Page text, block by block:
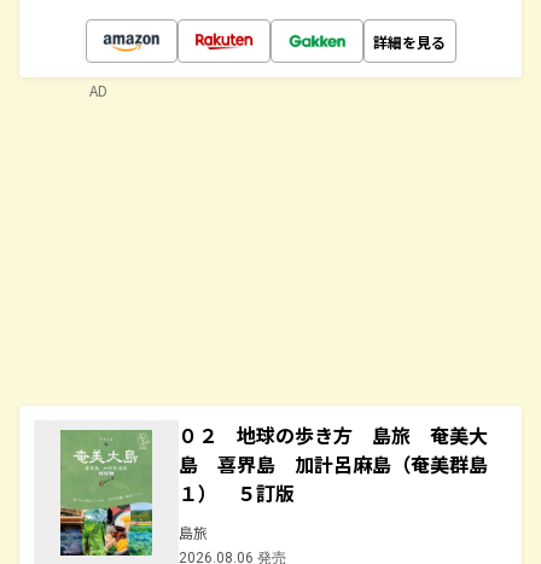
詳細を見る
０２ 地球の歩き方 島旅 奄美大
島 喜界島 加計呂麻島（奄美群島
１） ５訂版
島旅
2026.08.06 発売
AD